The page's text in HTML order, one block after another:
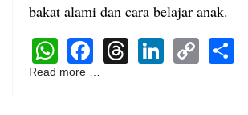
bakat alami dan cara belajar anak.
WhatsApp
Facebook
Threads
LinkedIn
Copy
Read more …